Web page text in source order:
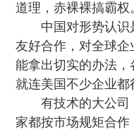
道理，赤裸裸搞霸权
中国对形势认
友好合作，对全球
能拿出切实的办法，
就连美国不少企业都
有技术的大公
家都按市场规矩合